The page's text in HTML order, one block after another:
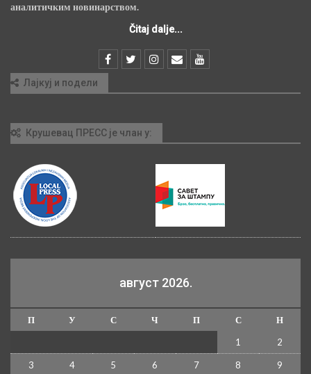
аналитичким новинарством.
Čitaj dalje...
Лајкуј и подели
Крушевац ПРЕСС је члан у:
август 2026.
П У С Ч П С
Н
1
2
3 4 5 6 7 8 9